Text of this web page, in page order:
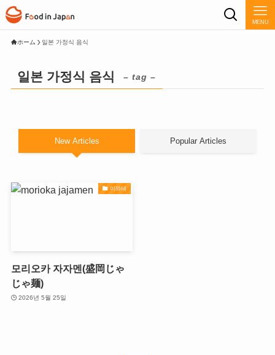
MENU
ホーム 일본 가정식 음식
일본 가정식 음식 – tag –
New Articles Popular Articles
이와테
모리오카 자자멘(盛岡じゃ
じゃ麺)
2026년 5월 25일